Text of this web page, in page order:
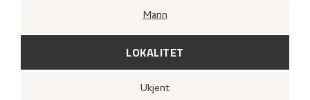
Mann
LOKALITET
Ukjent